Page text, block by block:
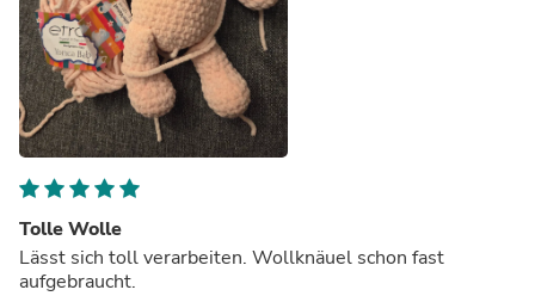
Tolle Wolle
Lässt sich toll verarbeiten. Wollknäuel schon fast
aufgebraucht.